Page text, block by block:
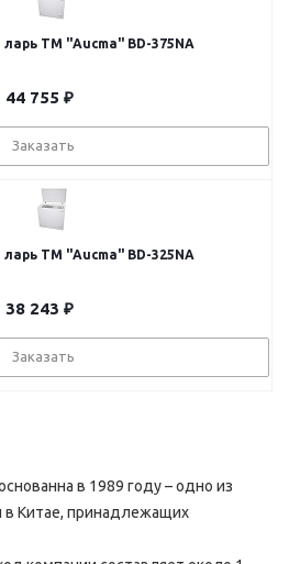
ТМ "Aucma" BD-375NA
44 755 ₽
Заказать
ТМ "Aucma" BD-325NA
38 243 ₽
Заказать
в 1989 году – одно из
в Китае, принадлежащих